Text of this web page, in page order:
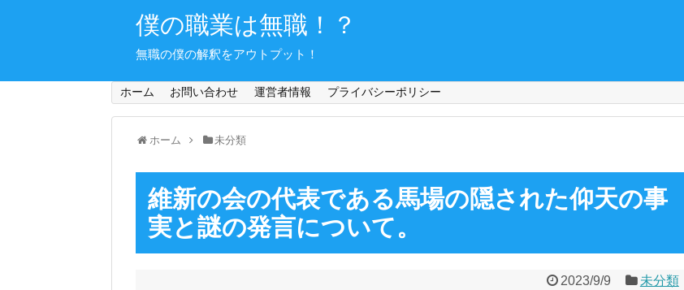
僕の職業は無職！？
無職の僕の解釈をアウトプット！
ホーム お問い合わせ 運営者情報 プライバシーポリシー
ホーム 未分類
維新の会の代表である馬場の隠された仰天の事
実と謎の発言について。
2023/9/9 未分類